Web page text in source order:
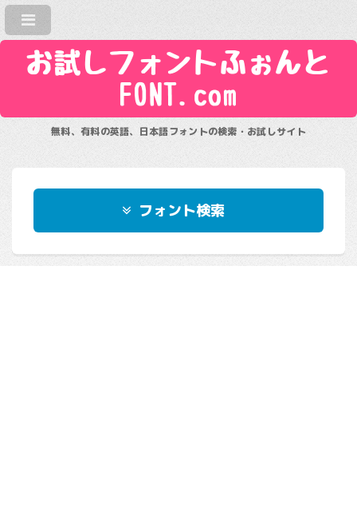
お試しフォントふぉんと
FONT.com
無料、有料の英語、日本語フォントの検索・お試しサイト
フォント検索